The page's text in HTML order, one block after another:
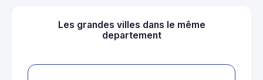
Les grandes villes dans le même
departement